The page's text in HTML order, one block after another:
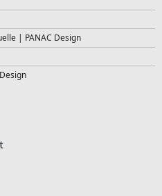
| PANAC Design